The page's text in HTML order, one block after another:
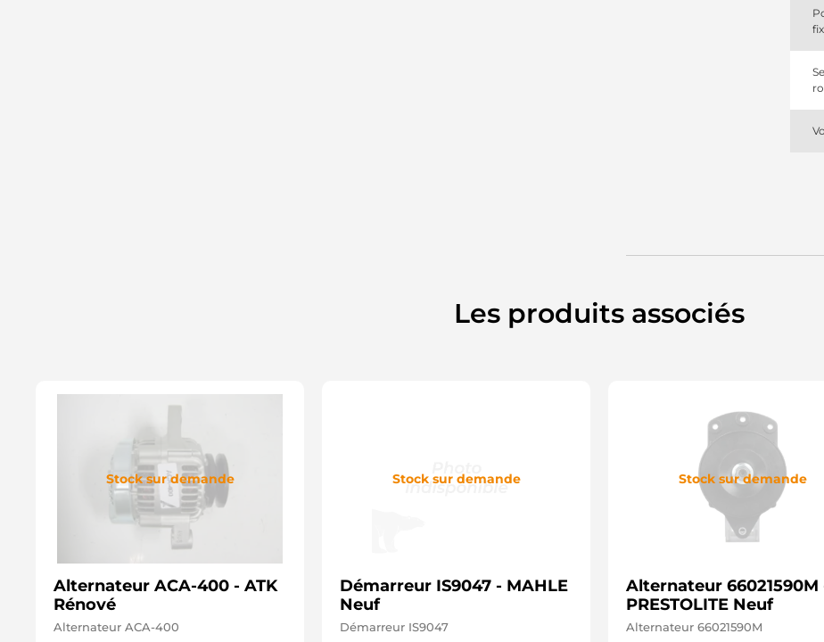
Les produits associés
Stock sur demande
Alternateur ACA-400 - ATK
Rénové
Alternateur ACA-400
Stock sur demande
Démarreur IS9047 - MAHLE
Neuf
Démarreur IS9047
Stock sur demande
Alternateur 66021590M
PRESTOLITE Neuf
Alternateur 66021590M